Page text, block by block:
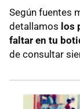
Según fuentes
detallamos los
faltar en tu
de consultar